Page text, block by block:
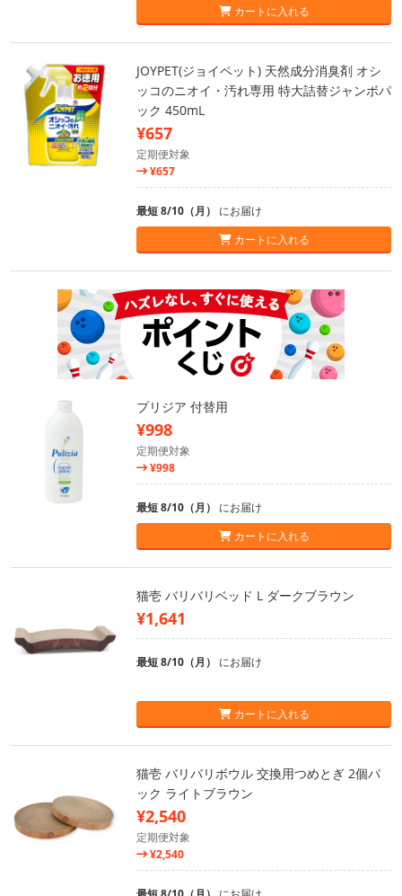
カートに入れる
JOYPET(ジョイペット) 天然成分消臭剤 オシ
ッコのニオイ・汚れ専用 特大詰替ジャンボパ
ック 450mL
¥657
定期便対象
¥657
最短 8/10（月） にお届け
カートに入れる
プリジア 付替用
¥998
定期便対象
¥998
最短 8/10（月） にお届け
カートに入れる
猫壱 バリバリベッド L ダークブラウン
¥1,641
最短 8/10（月） にお届け
カートに入れる
猫壱 バリバリボウル 交換用つめとぎ 2個パ
ック ライトブラウン
¥2,540
定期便対象
¥2,540